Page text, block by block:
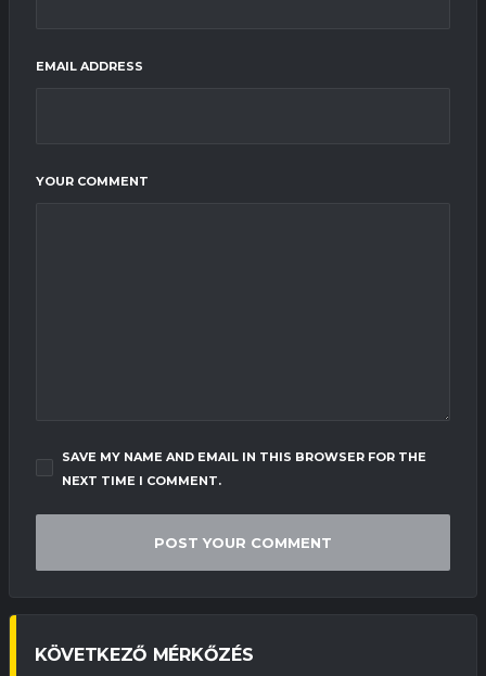
EMAIL ADDRESS
YOUR COMMENT
SAVE MY NAME AND EMAIL IN THIS BROWSER FOR THE
NEXT TIME I COMMENT.
KÖVETKEZŐ MÉRKŐZÉS